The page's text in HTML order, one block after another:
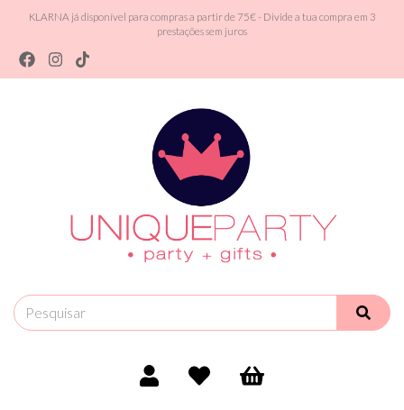
KLARNA já disponível para compras a partir de 75€ - Divide a tua compra em 3
prestações sem juros